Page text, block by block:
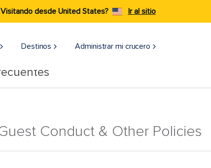
Visitando desde United States? Ir al sitio
Destinos Administrar mi crucero
Conduct & Other Policies